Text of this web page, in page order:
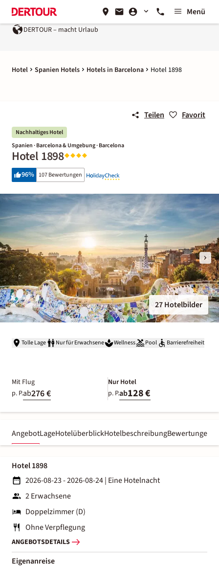
Menü
DERTOUR – macht Urlaub
Hotel Spanien Hotels Hotels in Barcelona Hotel 1898
Teilen Favorit
Nachhaltiges Hotel
Spanien · Barcelona & Umgebung · Barcelona
Hotel 1898
96% 107 Bewertungen
27 Hotelbilder
Tolle Lage Nur für Erwachsene Wellness Pool Barrierefreiheit
Mit Flug
p. P.ab276 €
Nur Hotel
p. P.ab128 €
AngebotLageHotelüberblickHotelbeschreibungBewertungen
Hotel 1898
2026-08-23 - 2026-08-24| Eine Hotelnacht
2 Erwachsene
Doppelzimmer (D)
Ohne Verpflegung
ANGEBOTSDETAILS
Eigenanreise